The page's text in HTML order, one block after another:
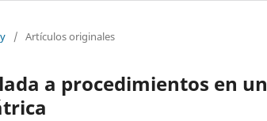
/ Artículos originales
a procedimientos en un